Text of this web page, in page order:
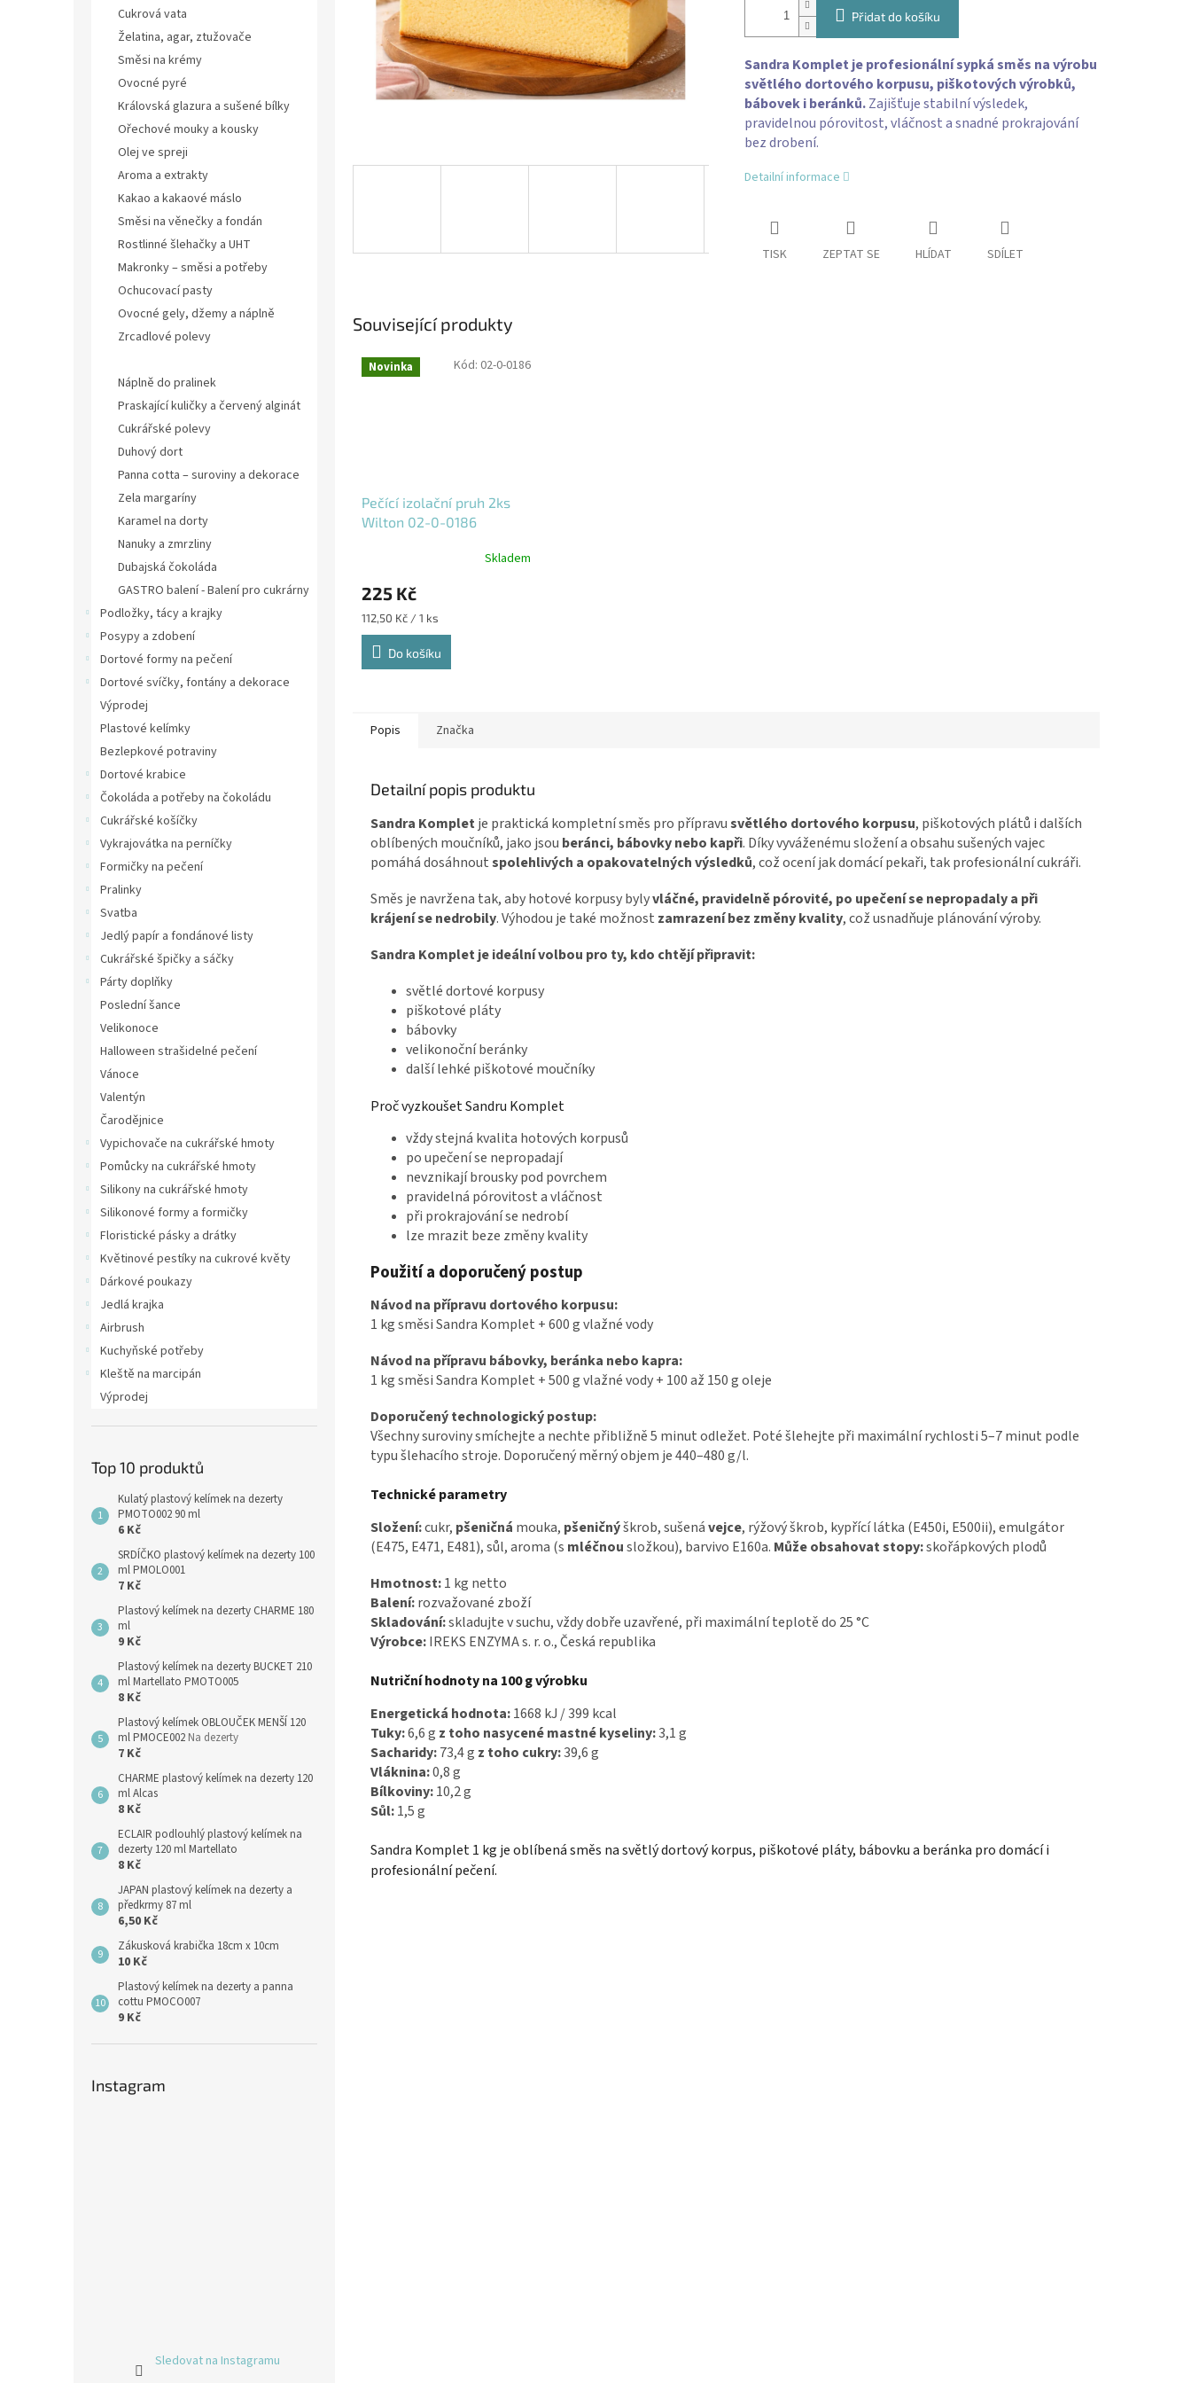
Cukrová vata
Želatina, agar, ztužovače
Směsi na krémy
Ovocné pyré
Královská glazura a sušené bílky
Ořechové mouky a kousky
Olej ve spreji
Aroma a extrakty
Kakao a kakaové máslo
Směsi na věnečky a fondán
Rostlinné šlehačky a UHT
Makronky – směsi a potřeby
Ochucovací pasty
Ovocné gely, džemy a náplně
Zrcadlové polevy
Náplně do pralinek
Praskající kuličky a červený alginát
Cukrářské polevy
Duhový dort
Panna cotta – suroviny a dekorace
Zela margaríny
Karamel na dorty
Nanuky a zmrzliny
Dubajská čokoláda
GASTRO balení - Balení pro cukrárny
Podložky, tácy a krajky
Posypy a zdobení
Dortové formy na pečení
Dortové svíčky, fontány a dekorace
Výprodej
Plastové kelímky
Bezlepkové potraviny
Dortové krabice
Čokoláda a potřeby na čokoládu
Cukrářské košíčky
Vykrajovátka na perníčky
Formičky na pečení
Pralinky
Svatba
Jedlý papír a fondánové listy
Cukrářské špičky a sáčky
Párty doplňky
Poslední šance
Velikonoce
Halloween strašidelné pečení
Vánoce
Valentýn
Čarodějnice
Vypichovače na cukrářské hmoty
Pomůcky na cukrářské hmoty
Silikony na cukrářské hmoty
Silikonové formy a formičky
Floristické pásky a drátky
Květinové pestíky na cukrové květy
Dárkové poukazy
Jedlá krajka
Airbrush
Kuchyňské potřeby
Kleště na marcipán
Výprodej
Top 10 produktů
Kulatý plastový kelímek na dezerty
PMOTO002 90 ml
6 Kč
SRDÍČKO plastový kelímek na dezerty 100
ml PMOLO001
7 Kč
Plastový kelímek na dezerty CHARME 180
ml
9 Kč
Plastový kelímek na dezerty BUCKET 210
ml Martellato PMOTO005
8 Kč
Plastový kelímek OBLOUČEK MENŠÍ 120
ml PMOCE002 Na dezerty
7 Kč
CHARME plastový kelímek na dezerty 120
ml Alcas
8 Kč
ECLAIR podlouhlý plastový kelímek na
dezerty 120 ml Martellato
8 Kč
JAPAN plastový kelímek na dezerty a
předkrmy 87 ml
6,50 Kč
Zákusková krabička 18cm x 10cm
10 Kč
Plastový kelímek na dezerty a panna
cottu PMOCO007
9 Kč
Instagram
Sledovat na Instagramu
Přidat do košíku
Sandra Komplet je profesionální sypká směs na výrobu
světlého dortového korpusu, piškotových výrobků,
bábovek i beránků.Zajišťuje stabilní výsledek,
pravidelnou pórovitost, vláčnost a snadné prokrajování
bez drobení.
Detailní informace
TISK ZEPTAT SE HLÍDAT SDÍLET
Související produkty
Novinka
Pečící izolační pruh 2ks
Wilton 02-0-0186
Skladem
225 Kč
Měrná
cena:
112,50 Kč / 1 ks
Do košíku
Kód: 02-0-0186
Popis Značka
Detailní popis produktu
Sandra Kompletje praktická kompletní směs pro přípravusvětlého dortového korpusu, piškotových plátů i dalších
oblíbených moučníků, jako jsou beránci, bábovky nebo kapři. Díky vyváženému složení a obsahu sušených vajec
pomáhá dosáhnoutspolehlivých a opakovatelných výsledků, což ocení jak domácí pekaři, tak profesionální cukráři.
Směs je navržena tak, aby hotové korpusy bylyvláčné, pravidelně pórovité, po upečení se nepropadaly a při
krájení se nedrobily. Výhodou je také možnost zamrazení bez změny kvality, což usnadňuje plánování výroby.
Sandra Komplet je ideální volbou pro ty, kdo chtějí připravit:
světlé dortové korpusy
piškotové pláty
bábovky
velikonoční beránky
další lehké piškotové moučníky
Proč vyzkoušet Sandru Komplet
vždy stejná kvalita hotových korpusů
po upečení se nepropadají
nevznikají brousky pod povrchem
pravidelná pórovitost a vláčnost
při prokrajování se nedrobí
lze mrazit beze změny kvality
Použití a doporučený postup
Návod na přípravu dortového korpusu:
1 kg směsi Sandra Komplet + 600 g vlažné vody
Návod na přípravu bábovky, beránka nebo kapra:
1 kg směsi Sandra Komplet + 500 g vlažné vody + 100 až 150 g oleje
Doporučený technologický postup:
Všechny suroviny smíchejte a nechte přibližně 5 minut odležet. Poté šlehejte při maximální rychlosti 5–7 minut podle
typu šlehacího stroje. Doporučený měrný objem je 440–480 g/l.
Technické parametry
Složení:cukr, pšeničná mouka, pšeničnýškrob, sušenávejce, rýžový škrob, kypřící látka (E450i, E500ii), emulgátor
(E475, E471, E481), sůl, aroma (s mléčnousložkou), barvivo E160a. Může obsahovat stopy:skořápkových plodů
Hmotnost:1 kg netto
Balení:rozvažované zboží
Skladování:skladujte v suchu, vždy dobře uzavřené, při maximální teplotě do 25 °C
Výrobce:IREKS ENZYMA s. r. o., Česká republika
Nutriční hodnoty na 100 g výrobku
Energetická hodnota:1668 kJ / 399 kcal
Tuky:6,6 g z toho nasycené mastné kyseliny:3,1 g
Sacharidy:73,4 g z toho cukry:39,6 g
Vláknina:0,8 g
Bílkoviny:10,2 g
Sůl:1,5 g
Sandra Komplet 1 kg je oblíbená směs na světlý dortový korpus, piškotové pláty, bábovku a beránka pro domácí i
profesionální pečení.